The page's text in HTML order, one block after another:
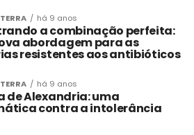
há 9 anos
a combinação perfeita:
abordagem para as
resistentes aos antibióticos
há 9 anos
de Alexandria: uma
contra a intolerância